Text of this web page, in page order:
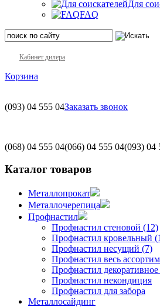
Для
FAQ
Кабинет дилера
Корзина
(093) 04 555 04Заказать звонок
(068) 04 555 04(066) 04 555 04(093) 04
Каталог товаров
Металлопрокат
Металлочерепица
Профнастил
Профнастил стеновой (12)
Профнастил кровельный
Профнастил несущий (7)
Профнастил весь
Профнастил
Профнастил некондиция
Профнастил для забора
Металлосайдинг